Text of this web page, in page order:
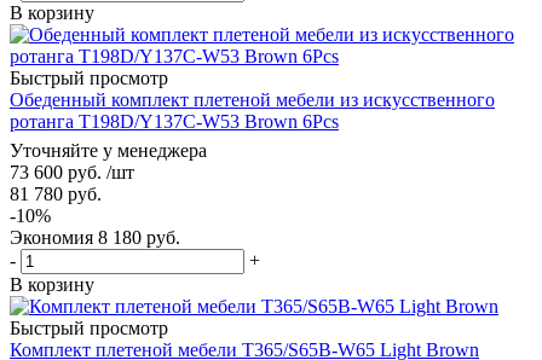
В корзину
Быстрый просмотр
Обеденный комплект плетеной мебели из искусственного
ротанга T198D/Y137C-W53 Brown 6Pcs
Уточняйте у менеджера
73 600 руб. /шт
81 780 руб.
-10%
Экономия 8 180 руб.
-
+
В корзину
Быстрый просмотр
Комплект плетеной мебели T365/S65B-W65 Light Brown